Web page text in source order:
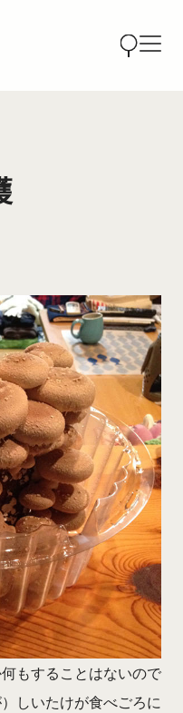
もすることはないので
しいたけが食べごろに